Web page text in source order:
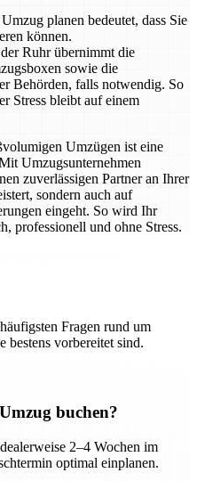
planen bedeutet, dass Sie
können.
Ruhr übernimmt die
sowie die
Behörden, falls notwendig. So
Stress bleibt auf einem
Umzügen ist eine
Umzugsunternehmen
zuverlässigen Partner an Ihrer
sondern auch auf
eingeht. So wird Ihr
professionell und ohne Stress.
Fragen rund um
bestens vorbereitet sind.
buchen?
2–4 Wochen im
optimal einplanen.